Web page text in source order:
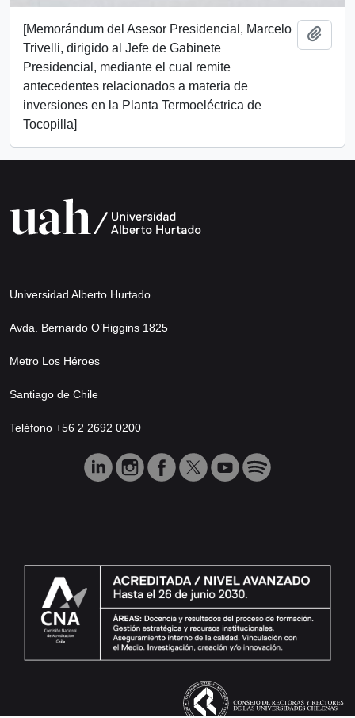
[Memorándum del Asesor Presidencial, Marcelo
Trivelli, dirigido al Jefe de Gabinete
Presidencial, mediante el cual remite
antecedentes relacionados a materia de
inversiones en la Planta Termoeléctrica de
Tocopilla]
Universidad Alberto Hurtado
Avda. Bernardo O’Higgins 1825
Metro Los Héroes
Santiago de Chile
Teléfono +56 2 2692 0200